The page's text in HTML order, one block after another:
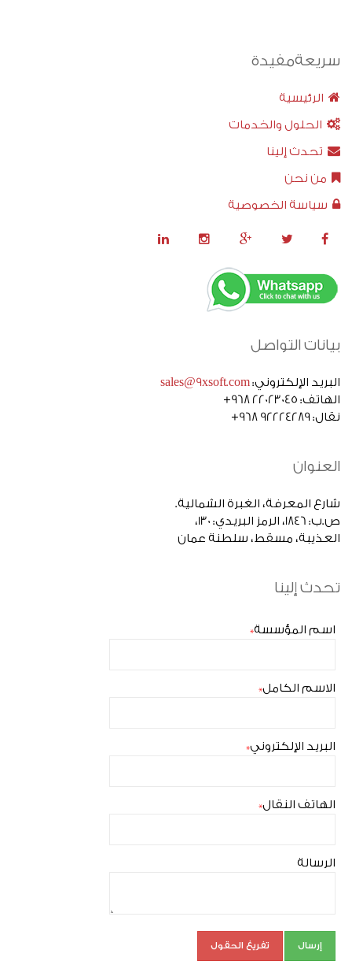
سريعةمفيدة
الرئيسية
الحلول والخدمات
تحدث إلينا
من نحن
سياسة الخصوصية
بيانات التواصل
البريد الإلكتروني:sales@9xsoft.com
الهاتف: 22023045 968+
نقال: 92224289 968+
العنوان
شارع المعرفة، الغبرة الشمالية.
ص.ب: 1846، الرمز البريدي: 130،
العذيبة، مسقط، سلطنة عمان
تحدث إلينا
اسم المؤسسة*
الاسم الكامل*
البريد الإلكتروني*
الهاتف النقال*
الرسالة